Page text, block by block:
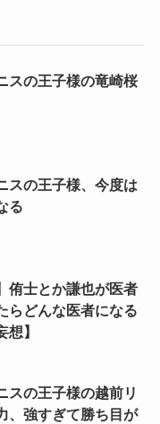
スの王子様の竜崎桜
スの王子様、今度は
る
侑士とか謙也が医者
らどんな医者になる
想】
スの王子様の越前リ
、強すぎて勝ち目が